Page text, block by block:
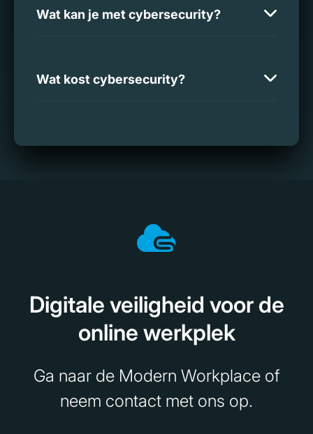
Wat kan je met cybersecurity?
Wat kost cybersecurity?
Digitale veiligheid voor de
online werkplek
Ga naar de Modern Workplace of
neem contact met ons op.